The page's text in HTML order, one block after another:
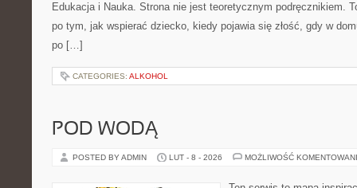
Edukacja i Nauka. Strona nie jest teoretycznym podręcznikiem.
po tym, jak wspierać dziecko, kiedy pojawia się złość, gdy w
po […]
CATEGORIES: ALKOHOL
POD WODĄ
POSTED BY ADMIN LUT - 8 - 2026 MOŻLIWOŚĆ